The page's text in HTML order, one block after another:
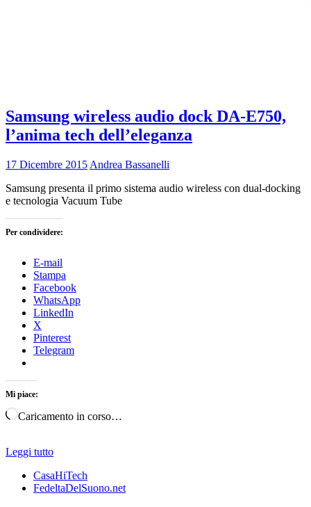
Samsung wireless audio dock DA-E750,
l’anima tech dell’eleganza
17 Dicembre 2015 Andrea Bassanelli
Samsung presenta il primo sistema audio wireless con dual-docking
e tecnologia Vacuum Tube
Per condividere:
E-mail
Stampa
Facebook
WhatsApp
LinkedIn
X
Pinterest
Telegram
Mi piace:
Caricamento in corso…
Leggi tutto
CasaHiTech
FedeltaDelSuono.net